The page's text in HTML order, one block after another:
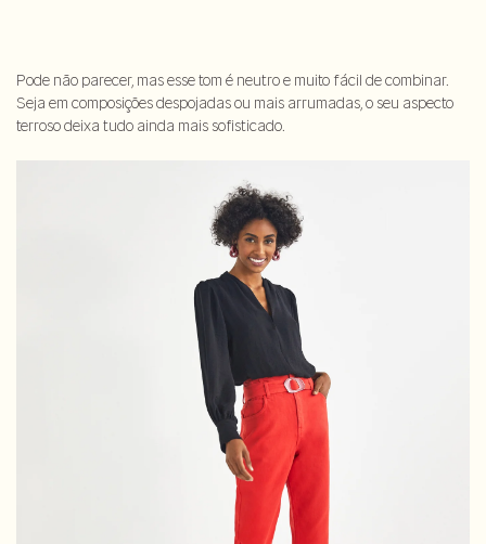
Pode não parecer, mas esse tom é neutro e muito fácil de combinar.
Seja em composições despojadas ou mais arrumadas, o seu aspecto
terroso deixa tudo ainda mais sofisticado.